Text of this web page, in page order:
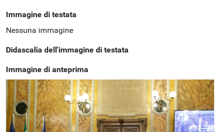
Immagine di testata
Nessuna immagine
Didascalia dell'immagine di testata
Immagine di anteprima